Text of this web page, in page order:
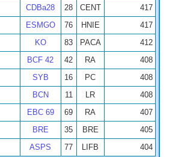
CDBa28 28 CENT 417
ESMGO 76 HNIE 417
KO 83 PACA 412
BCF 42 42 RA 408
SYB 16 PC 408
BCN 11 LR 408
EBC 69 69 RA 407
BRE 35 BRE 405
ASPS 77 LIFB 404